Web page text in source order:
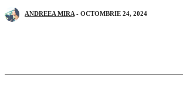
ANDREEA MIRA - OCTOMBRIE 24, 2024